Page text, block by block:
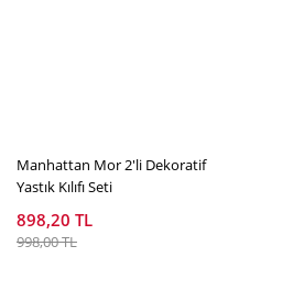
Manhattan Mor 2'li Dekoratif
Yastık Kılıfı Seti
898,20 TL
998,00 TL